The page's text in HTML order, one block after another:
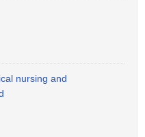
nursing and